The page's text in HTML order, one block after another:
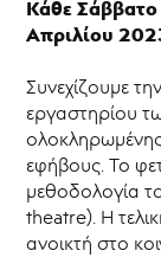
Κάθε
Απριλίου
Συνεχίζουμε
εργαστηρίου
εφήβους. Το
μεθοδολογία
theatre). Η
ανοικτή στο
και
εκδηλώσεις